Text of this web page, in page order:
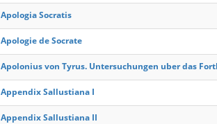
Apologia Socratis
Apologie de Socrate
Apolonius von Tyrus. Untersuchungen uber das
Appendix Sallustiana I
Appendix Sallustiana II